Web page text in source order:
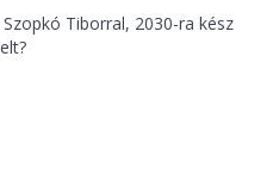
Tiborral, 2030-ra kész